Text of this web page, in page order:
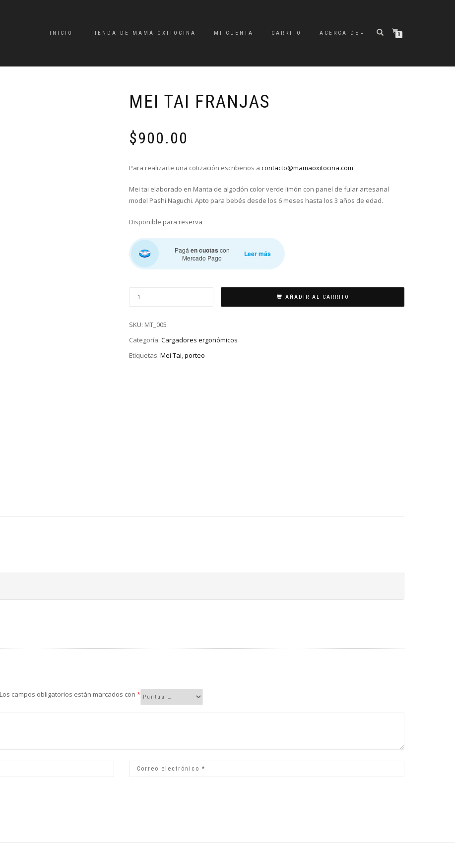
INICIO TIENDA DE MAMÁ OXITOCINA MI CUENTA CARRITO ACERCA DE 0
MEI TAI FRANJAS
$900.00
Para realizarte una cotización escribenos a contacto@mamaoxitocina.com
Mei tai elaborado en Manta de algodón color verde limón con panel de fular artesanal
model Pashi Naguchi. Apto para bebés desde los 6 meses hasta los 3 años de edad.
Disponible para reserva
Pagáen cuotas con
Mercado Pago
Leer más
AÑADIR AL CARRITO
SKU: MT_005
Categoría: Cargadores ergonómicos
Etiquetas: Mei Tai,porteo
Los campos obligatorios están marcados con *